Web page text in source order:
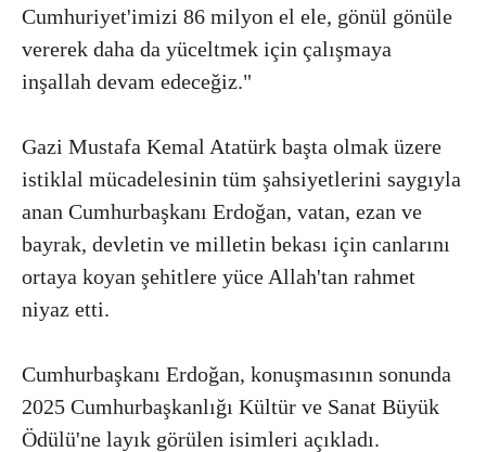
Cumhuriyet'imizi 86 milyon el ele, gönül gönüle
vererek daha da yüceltmek için çalışmaya
inşallah devam edeceğiz."
Gazi Mustafa Kemal Atatürk başta olmak üzere
istiklal mücadelesinin tüm şahsiyetlerini saygıyla
anan Cumhurbaşkanı Erdoğan, vatan, ezan ve
bayrak, devletin ve milletin bekası için canlarını
ortaya koyan şehitlere yüce Allah'tan rahmet
niyaz etti.
Cumhurbaşkanı Erdoğan, konuşmasının sonunda
2025 Cumhurbaşkanlığı Kültür ve Sanat Büyük
Ödülü'ne layık görülen isimleri açıkladı.